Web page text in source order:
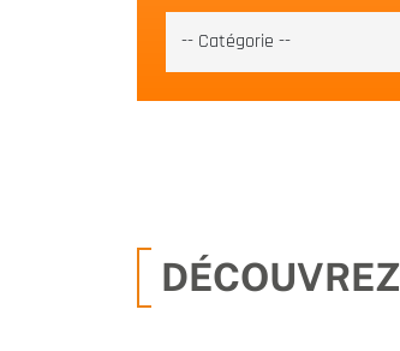
DÉCOUVREZ